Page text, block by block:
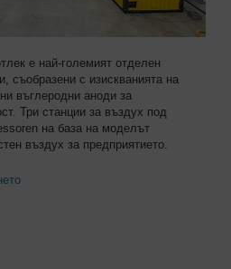
е най-големият отделен
съобразени с изискванията на
въглеродни аноди за
Три станции за въздух под
на база на моделът
въздух за предприятието.